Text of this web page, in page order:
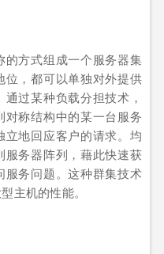
的方式组成一个服务器集
位，都可以单独对外提供
过某种负载分担技术，
称结构中的某一台服务
地回应客户的请求。均
服务器阵列，藉此快速获
服务问题。这种群集技术
主机的性能。